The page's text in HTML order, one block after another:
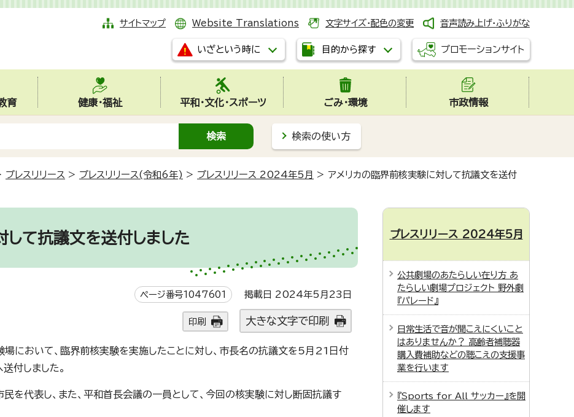
サイトマップ Website Translations 文字サイズ・配色の変更 音声読み上げ・ふりがな
いざという時に 目的から探す プロモーションサイト
育 健康・福祉 平和・文化・スポーツ ごみ・環境 市政情報
検索の使い方
プレスリリース > プレスリリース(令和6年) > プレスリリース 2024年5月 > アメリカの臨界前核実験に対して抗議文を送付
て抗議文を送付しました
ページ番号1047601 掲載日 2024年5月23日
印刷 大きな文字で印刷
において、臨界前核実験を実施したことに対し、市長名の抗議文を5月21日付
付しました。
を代表し、また、平和首長会議の一員として、今回の核実験に対し断固抗議す
プレスリリース 2024年5月
公共劇場のあたらしい在り方 あ
たらしい劇場プロジェクト 野外劇
『パレード』
日常生活で音が聞こえにくいこと
はありませんか？ 高齢者補聴器
購入費補助などの聴こえの支援事
業を行います
『Sports for All サッカー』を開
催します